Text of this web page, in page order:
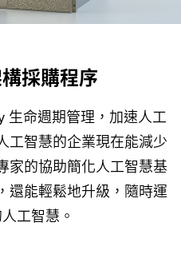
採購程序
生命週期管理，加速人工
工智慧的企業現在能減少
家的協助簡化人工智慧基
還能輕鬆地升級，隨時運
工智慧。